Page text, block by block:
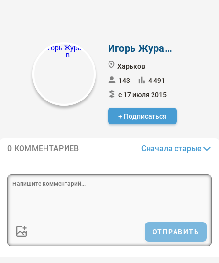
Игорь Журавлев
Харьков
143
4 491
с 17 июля 2015
+ Подписаться
0 КОММЕНТАРИЕВ Сначала старые
ОТПРАВИТЬ